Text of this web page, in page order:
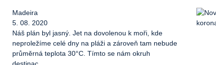
Madeira
5. 08. 2020
Náš plán byl jasný. Jet na dovolenou k moři, kde
neproležíme celé dny na pláži a zároveň tam nebude
průměrná teplota 30°C. Tímto se nám okruh